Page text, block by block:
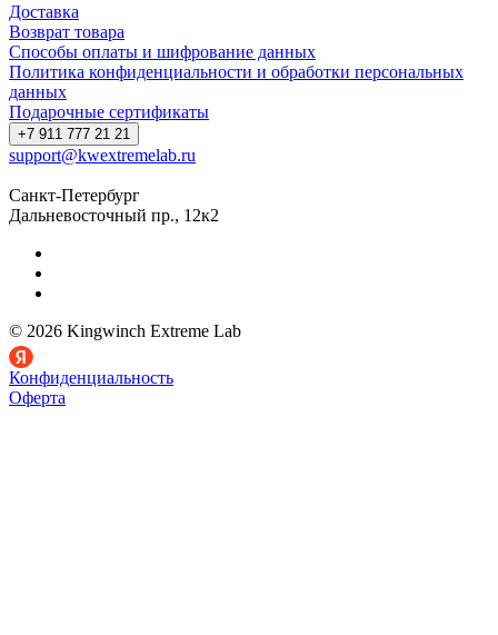
Доставка
Возврат товара
Способы оплаты и шифрование данных
Политика конфиденциальности и обработки персональных
данных
Подарочные сертификаты
+7 911 777 21 21
support@kwextremelab.ru
Санкт-Петербург
Дальневосточный пр., 12к2
© 2026 Kingwinch Extreme Lab
Конфиденциальность
Оферта